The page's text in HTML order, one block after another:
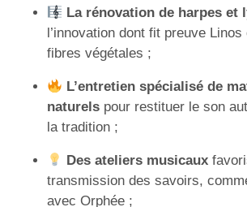
La rénovation de harpes et
l’innovation dont fit preuve
fibres végétales ;
L’entretien spécialisé de
naturels pour restituer le son
la tradition ;
Des ateliers musicaux
transmission des savoirs,
avec Orphée ;